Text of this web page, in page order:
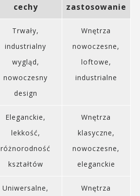
cechy
zastosowanie
Trwały,
industrialny
wygląd,
nowoczesny
design
Wnętrza
nowoczesne,
loftowe,
industrialne
Eleganckie,
lekkość,
różnorodność
kształtów
Wnętrza
klasyczne,
nowoczesne,
eleganckie
Uniwersalne,
Wnętrza